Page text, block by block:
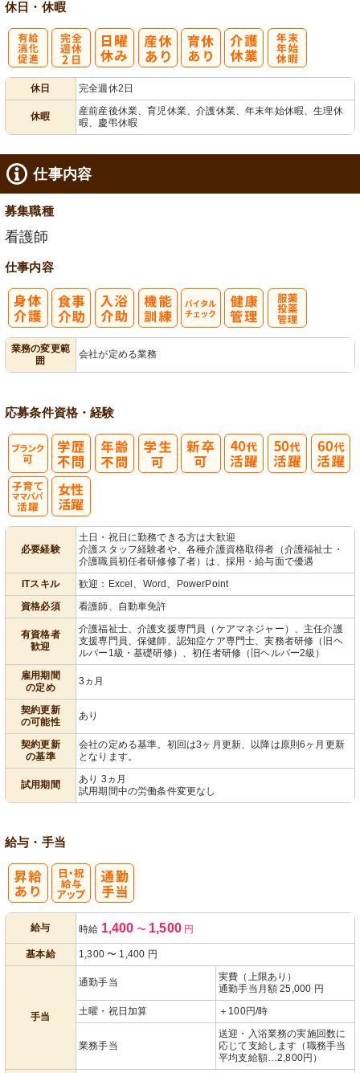
休日・休暇
休日 完全週休2日
休暇
産前産後休業、育児休業、介護休業、年末年始休暇、生理休
暇、慶弔休暇
仕事内容
募集職種
看護師
仕事内容
業務の変更範
囲
会社が定める業務
応募条件資格・経験
必要経験
土日・祝日に勤務できる方は大歓迎
介護スタッフ経験者や、各種介護資格取得者（介護福祉士・
介護職員初任者研修修了者）は、採用・給与面で優遇
ITスキル
歓迎：Excel、Word、PowerPoint
資格必須
看護師、自動車免許
有資格者
歓迎
介護福祉士、介護支援専門員（ケアマネジャー）、主任介護
支援専門員、保健師、認知症ケア専門士、実務者研修（旧ヘ
ルパー1級・基礎研修）、初任者研修（旧ヘルパー2級）
雇用期間
の定め
3ヵ月
契約更新
の可能性
あり
契約更新
の基準
会社の定める基準。初回は3ヶ月更新、以降は原則6ヶ月更新
となります。
試用期間
あり 3ヵ月
試用期間中の労働条件変更なし
給与・手当
給与 時給 1,400 〜 1,500円
基本給 1,300 〜 1,400 円
手当
通勤手当
実費（上限あり）
通勤手当月額 25,000 円
土曜・祝日加算
＋100円/時
業務手当
送迎・入浴業務の実施回数に
応じて支給します（職務手当
平均支給額…2,800円）